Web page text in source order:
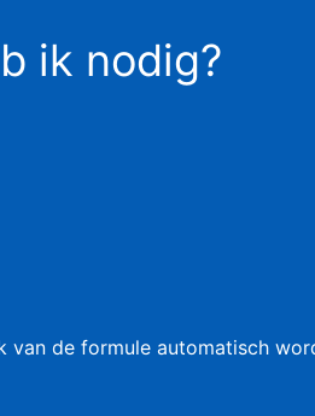
ik nodig?
van de formule automatisch